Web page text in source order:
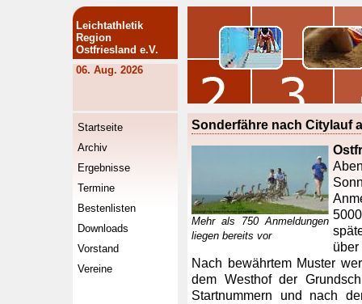
Leichtathletik
Region
Ostfriesland e.V.
06. Aug. 2026
Startseite
Archiv
Ergebnisse
Termine
Bestenlisten
Downloads
Vorstand
Vereine
Sonderfähre nach Citylauf
Mehr als 750 Anmeldungen
liegen bereits vor
über
Nach bewährtem Muster
dem Westhof der
Startnummern und nach